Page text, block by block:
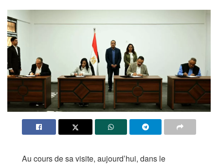
Au cours de sa visite, aujourd’hui, dans le